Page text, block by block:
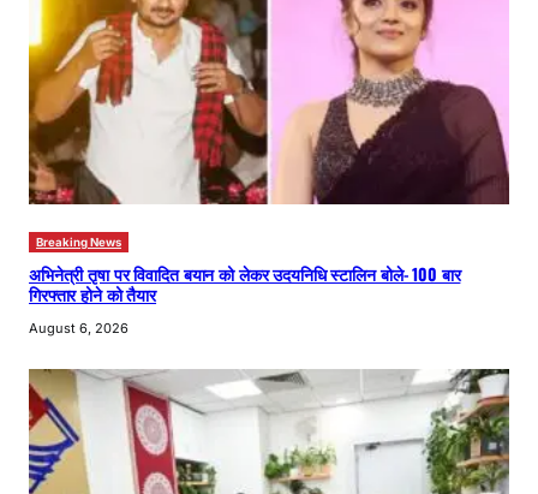
Breaking News
अभिनेत्री तृषा पर विवादित बयान को लेकर उदयनिधि स्टालिन बोले- 100 बार
गिरफ्तार होने को तैयार
August 6, 2026